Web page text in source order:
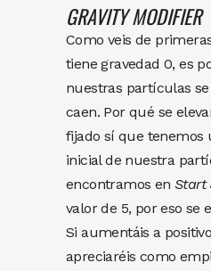
GRAVITYMODIFIER
Como veis de
tiene gravedad 0, es
nuestras partículas
caen. Por qué se
fijado sí que tenemos
inicial de nuestra
encontramos enStart
valor de 5, por eso se
Si aumentáis a
apreciaréis como